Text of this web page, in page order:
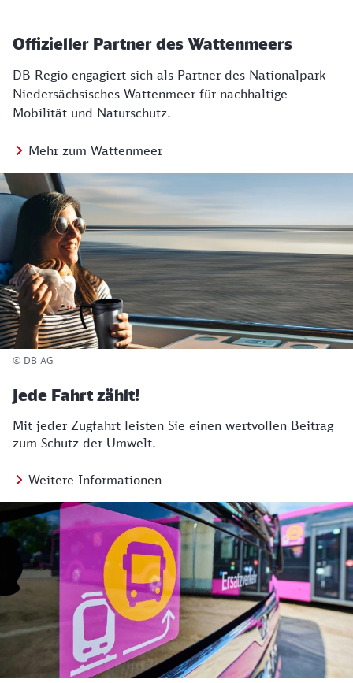
Offizieller Partner des Wattenmeers
DB Regio engagiert sich als Partner des Nationalpark
Niedersächsisches Wattenmeer für nachhaltige
Mobilität und Naturschutz.
Mehr zum Wattenmeer
© DB AG
Jede Fahrt zählt!
Mit jeder Zugfahrt leisten Sie einen wertvollen Beitrag
zum Schutz der Umwelt.
Weitere Informationen